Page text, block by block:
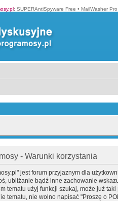
: SUPERAntiSpyware Free • MailWasher Pro
- Warunki korzystania
jest forum przyjaznym dla
ubliżanie bądź inne zachowanie
tematu użyj funkcji szukaj, może już
tematu, nie wolno napisać "Proszę o